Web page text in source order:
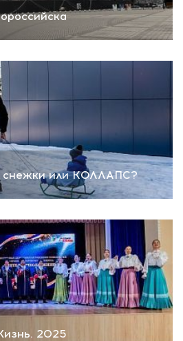
снежки или КОЛЛАПС?
2025